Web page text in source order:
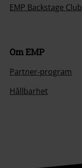
EMP Backstage Club
Om EMP
Partner-program
Hållbarhet